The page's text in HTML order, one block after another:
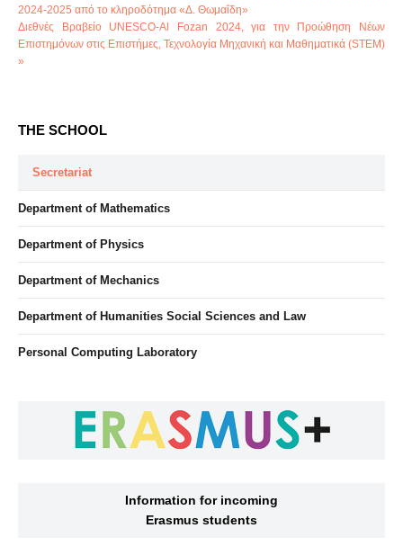
2024-2025 από το κληροδότημα «Δ. Θωμαΐδη»
Διεθνές Βραβείο UNESCO-Al Fozan 2024, για την Προώθηση Νέων
Επιστημόνων στις Επιστήμες, Τεχνολογία Μηχανική και Μαθηματικά (STEM)
»
THE SCHOOL
Secretariat
Department of Mathematics
Department of Physics
Department of Mechanics
Department of Humanities Social Sciences and Law
Personal Computing Laboratory
Information for incoming
Erasmus students